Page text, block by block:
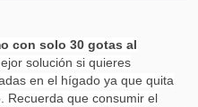
con solo 30 gotas al
solución si quieres
en el hígado ya que quita
Recuerda que consumir el